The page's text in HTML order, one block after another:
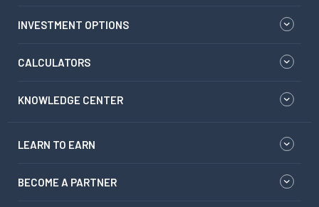
INVESTMENT OPTIONS
CALCULATORS
KNOWLEDGE CENTER
LEARN TO EARN
BECOME A PARTNER